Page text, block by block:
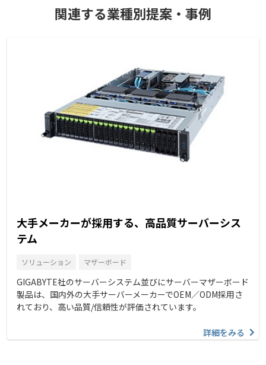
関連する業種別提案・事例
大手メーカーが採用する、高品質サーバーシス
テム
ソリューション マザーボード
GIGABYTE社のサーバーシステム並びにサーバーマザーボード
製品は、国内外の大手サーバーメーカーでOEM／ODM採用さ
れており、高い品質/信頼性が評価されています。
詳細をみる